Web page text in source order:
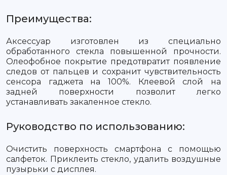
Преимущества:
Аксессуар изготовлен из специально
обработанного стекла повышенной прочности.
Олеофобное покрытие предотвратит появление
следов от пальцев и сохранит чувствительность
сенсора гаджета на 100%. Клеевой слой на
задней поверхности позволит легко
устанавливать закаленное стекло.
Руководство по использованию:
Очистить поверхность смартфона с помощью
салфеток. Приклеить стекло, удалить воздушные
пузырьки с дисплея.